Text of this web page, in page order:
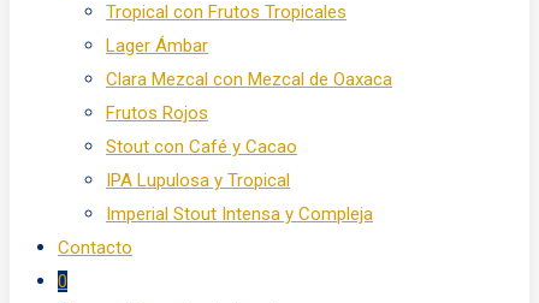
Tropical con Frutos Tropicales
Lager Ámbar
Clara Mezcal con Mezcal de Oaxaca
Frutos Rojos
Stout con Café y Cacao
IPA Lupulosa y Tropical
Imperial Stout Intensa y Compleja
Contacto
0